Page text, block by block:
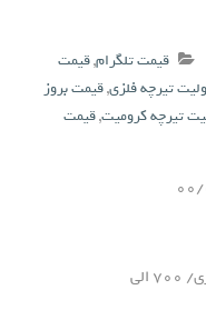
قیمت تلگرام,قیمت
تیرچه فلزی,قیمت بروز
تیرچه کرومیت,قیمت
✳️ یونولیت تیرچه کرومیت یک متری/ ۷۰۰ الی